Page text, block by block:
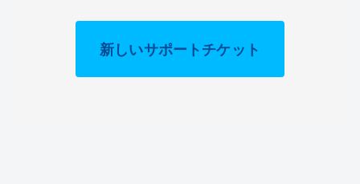
新しいサポートチケット